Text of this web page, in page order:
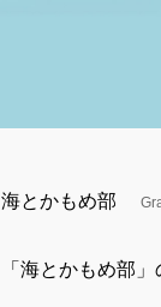
海とかもめ部
「海とかもめ部